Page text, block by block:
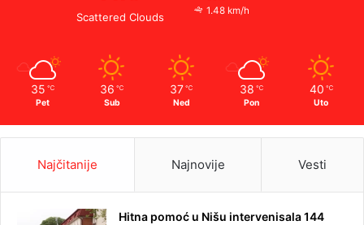
Scattered Clouds
1.48 km/h
35 ℃
Pet
36 ℃
Sub
37 ℃
Ned
38 ℃
Pon
40 ℃
Uto
Najčitanije Najnovije Vesti
Hitna pomoć u Nišu intervenisala 144